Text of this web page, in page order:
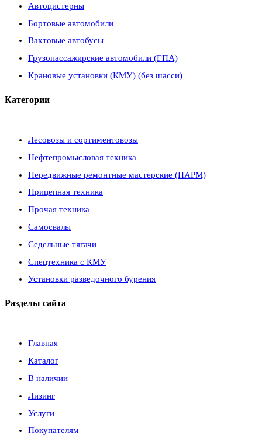
Автоцистерны
Бортовые автомобили
Вахтовые автобусы
Грузопассажирские автомобили (ГПА)
Крановые установки (КМУ) (без шасси)
Категории
Лесовозы и сортиментовозы
Нефтепромысловая техника
Передвижные ремонтные мастерские (ПАРМ)
Прицепная техника
Прочая техника
Самосвалы
Седельные тягачи
Спецтехника с КМУ
Установки разведочного бурения
Разделы сайта
Главная
Каталог
В наличии
Лизинг
Услуги
Покупателям